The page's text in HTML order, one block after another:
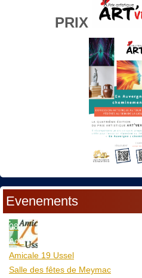
PRIX
Evenements
08
Aoû
Amicale 19 Ussel
Salle des fêtes de Meymac